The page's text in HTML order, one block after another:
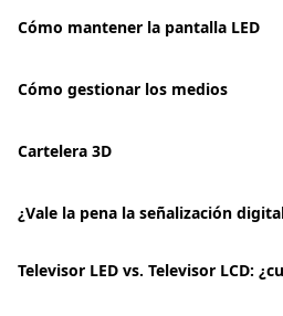
Cómo mantener la pantalla LED
Cómo gestionar los medios
Cartelera 3D
¿Vale la pena la señalización
Televisor LED vs. Televisor LCD: